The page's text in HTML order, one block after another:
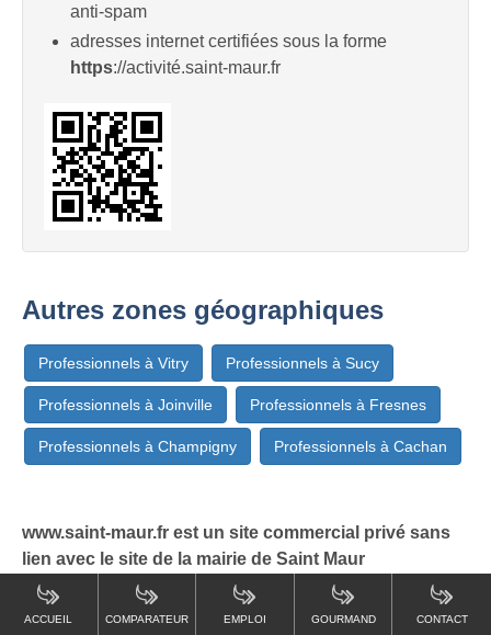
ACCUEIL COMPARATEUR EMPLOI GOURMAND CONTACT
anti-spam
adresses internet certifiées sous la forme
https://activité.saint-maur.fr
Autres zones géographiques
Professionnels à Vitry Professionnels à Sucy
Professionnels à Joinville Professionnels à Fresnes
Professionnels à Champigny Professionnels à Cachan
www.saint-maur.fr est un site commercial privé sans
lien avec le site de la mairie de Saint Maur